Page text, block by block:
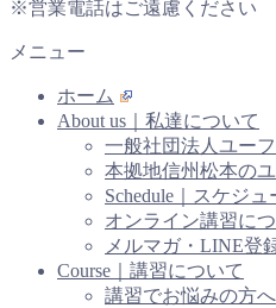
※営業電話はご遠慮ください
メニュー
ホーム
About us｜私達について
一般社団法人ユー
本拠地信州松本の
Schedule｜スケジュ
オンライン講習に
メルマガ・LINE登
Course｜講習について
講習でお悩みの方へ